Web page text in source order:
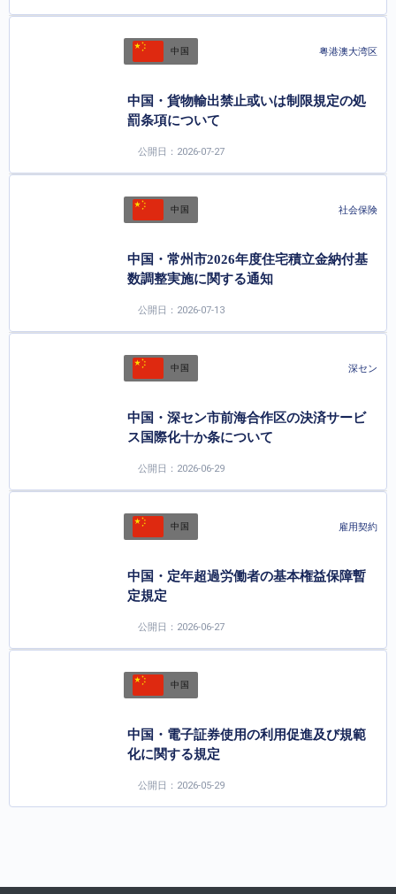
中国 粤港澳大湾区
中国・貨物輸出禁止或いは制限規定の処
罰条項について
公開日：2026-07-27
中国 社会保険
中国・常州市2026年度住宅積立金納付基
数調整実施に関する通知
公開日：2026-07-13
中国 深セン
中国・深セン市前海合作区の決済サービ
ス国際化十か条について
公開日：2026-06-29
中国 雇用契約
中国・定年超過労働者の基本権益保障暫
定規定
公開日：2026-06-27
中国
中国・電子証券使用の利用促進及び規範
化に関する規定
公開日：2026-05-29